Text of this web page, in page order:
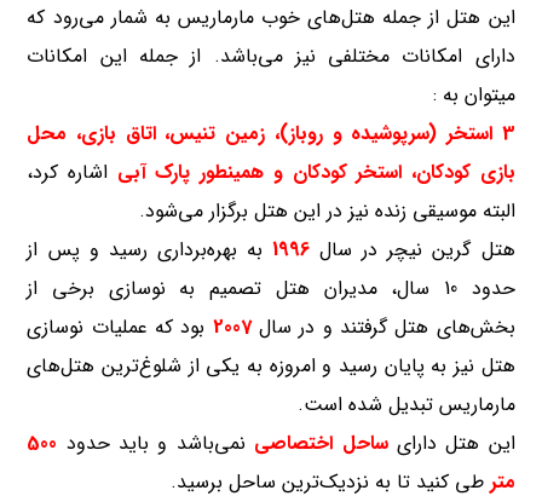
این هتل از جمله هتل‌های خوب مارماریس به شمار می‌رود که
دارای امکانات مختلفی نیز می‌باشد. از جمله این امکانات
میتوان به :
3 استخر (سرپوشیده و روباز)، زمین تنیس، اتاق بازی، محل
بازی کودکان، استخر کودکان و همینطور پارک آبی اشاره کرد،
البته موسیقی زنده نیز در این هتل برگزار می‌شود.
هتل گرین نیچر در سال 1996 به بهره‌برداری رسید و پس از
حدود 10 سال، مدیران هتل تصمیم به نوسازی برخی از
بخش‌های هتل گرفتند و در سال2007 بود که عملیات نوسازی
هتل نیز به پایان رسید و امروزه به یکی از شلوغ‌ترین هتل‌های
مارماریس تبدیل شده است.
این هتل دارایساحل اختصاصی نمی‌باشد و باید حدود 500
متر طی کنید تا به نزدیک‌ترین ساحل برسید.